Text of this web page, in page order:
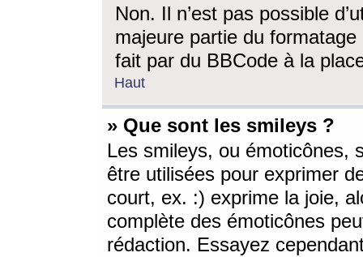
Non. Il n’est pas possible
majeure partie du
fait par du BBCode à la
Haut
» Que sont les smileys ?
Les smileys, ou émoticônes,
être utilisées pour exprimer
court, ex. :) exprime la joie,
complète des émoticônes
rédaction. Essayez